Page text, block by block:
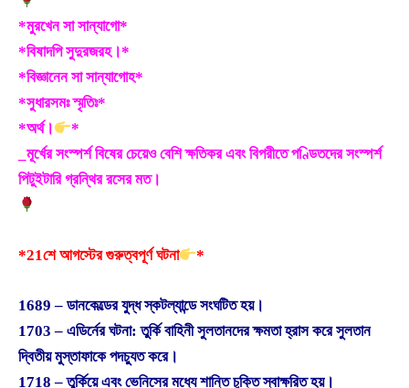
*মুরখেন সা সান্যাগো*
*বিষাদপি সুদুরজরহ।*
*বিজ্ঞানেন সা সান্যাগোহ*
*সুধারসমঃ স্মৃতিঃ*
*অর্থ।
*
_মূর্খের সংস্পর্শ বিষের চেয়েও বেশি ক্ষতিকর এবং বিপরীতে পণ্ডিতদের সংস্পর্শ
পিটুইটারি গ্রন্থির রসের মত।
*21শে আগস্টের গুরুত্বপূর্ণ ঘটনা *
1689 – ডানকেল্ডের যুদ্ধ স্কটল্যান্ডে সংঘটিত হয়।
1703 – এডির্নের ঘটনা: তুর্কি বাহিনী সুলতানদের ক্ষমতা হ্রাস করে সুলতান
দ্বিতীয় মুস্তাফাকে পদচ্যুত করে।
1718 – তুর্কিয়ে এবং ভেনিসের মধ্যে শান্তি চুক্তি স্বাক্ষরিত হয়।